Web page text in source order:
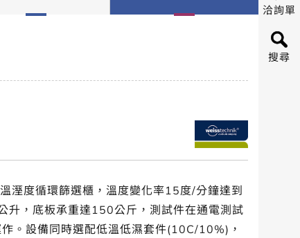
洽詢單
搜尋
溼度循環篩選櫃，溫度變化率15度/分鐘達到
升，底板承重達150公斤，測試件在通電測試
。設備同時選配低溫低濕套件(10C/10%)，